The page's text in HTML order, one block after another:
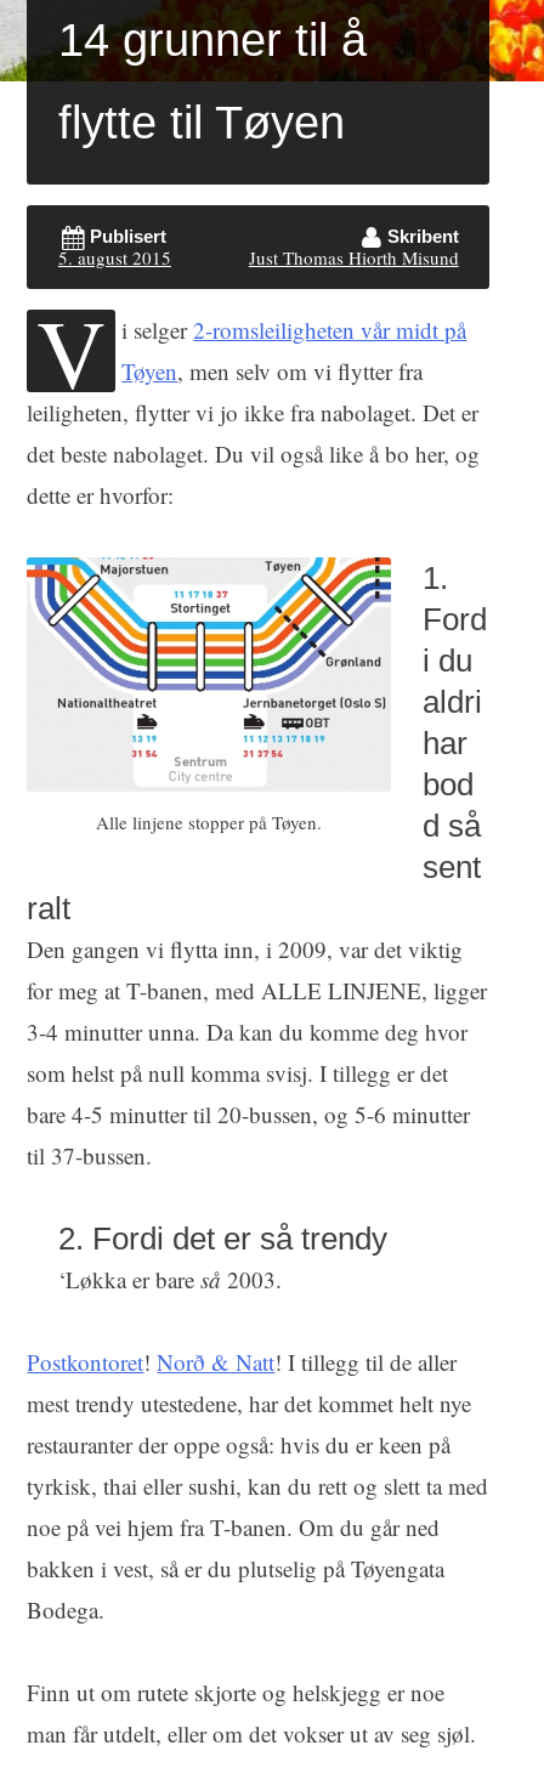
14 grunner til å
flytte til Tøyen
Publisert
5. august 2015
Skribent
Just Thomas Hiorth Misund
V i selger2-romsleiligheten vår midt på
Tøyen, men selv om vi flytter fra
leiligheten, flytter vi jo ikke fra nabolaget. Det er
det beste nabolaget. Du vil også like å bo her, og
dette er hvorfor:
Alle linjene stopper på Tøyen.
1.
Ford
i du
aldri
har
bod
d så
sent
ralt
Den gangen vi flytta inn, i 2009, var det viktig
for meg at T-banen, med ALLE LINJENE, ligger
3-4 minutter unna. Da kan du komme deg hvor
som helst på null komma svisj. I tillegg er det
bare 4-5 minutter til 20-bussen, og 5-6 minutter
til 37-bussen.
2. Fordi det er så trendy
‘Løkka er bare så 2003.
Postkontoret!Norð & Natt! I tillegg til de aller
mest trendy utestedene, har det kommet helt nye
restauranter der oppe også: hvis du er keen på
tyrkisk, thai eller sushi, kan du rett og slett ta med
noe på vei hjem fra T-banen. Om du går ned
bakken i vest, så er du plutselig på Tøyengata
Bodega.
Finn ut om rutete skjorte og helskjegg er noe
man får utdelt, eller om det vokser ut av seg sjøl.